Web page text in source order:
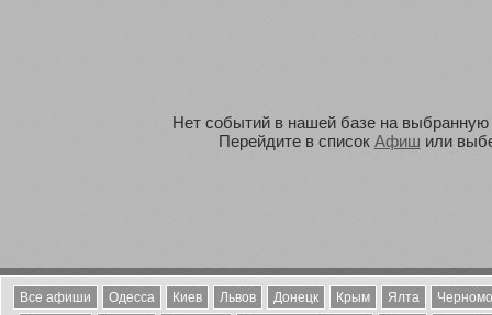
Нет событий в нашей базе на
Перейдите в список Афиш или
Все афиши Одесса Киев Львов Донецк Крым Ялта